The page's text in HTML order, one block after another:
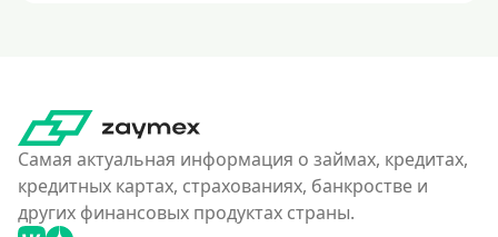
Самая актуальная информация о займах, кредитах,
кредитных картах, страхованиях, банкростве и
других финансовых продуктах страны.